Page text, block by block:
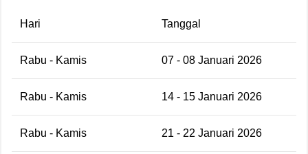
Hari Tanggal
Rabu - Kamis 07 - 08 Januari 2026
Rabu - Kamis 14 - 15 Januari 2026
Rabu - Kamis 21 - 22 Januari 2026